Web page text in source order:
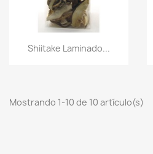
Vista rápida
Shiitake Laminado...
Mostrando 1-10 de 10 artículo(s)